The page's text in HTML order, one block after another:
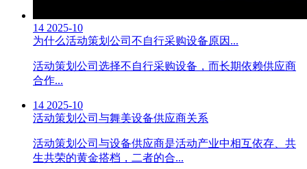
14 2025-10
为什么活动策划公司不自行采购设备原因...
活动策划公司选择不自行采购设备，而长期依赖供应商
合作...
14 2025-10
活动策划公司与舞美设备供应商关系
活动策划公司与设备供应商是活动产业中相互依存、共
生共荣的黄金搭档，二者的合...